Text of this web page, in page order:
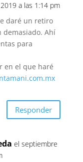
a las 1:14 pm
daré un retiro
demasiado. Ahí
para
en el que haré
Responder
el septiembre